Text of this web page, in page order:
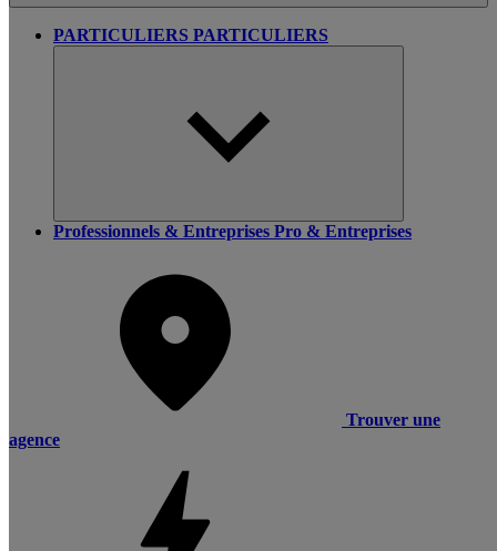
PARTICULIERS PARTICULIERS
Professionnels & Entreprises Pro & Entreprises
Trouver une
agence